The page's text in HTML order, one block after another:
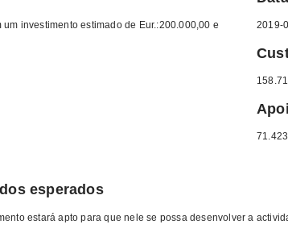
investimento estimado de Eur.:200.000,00 e
2019-
esperados
estará apto para que nele se possa desenvolver a